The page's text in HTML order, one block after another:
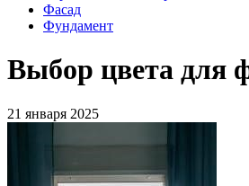
Фасад
Фундамент
Выбор цвета для
21 января 2025